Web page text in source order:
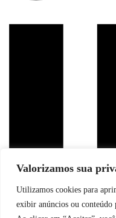
Valorizamos sua
Utilizamos cookies para
exibir anúncios ou conteúdo